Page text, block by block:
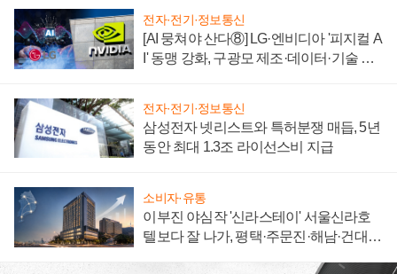
전자·전기·정보통신
[AI 뭉쳐야 산다⑧] LG·엔비디아 '피지컬 A
I' 동맹 강화, 구광모 제조·데이터·기술 결
전자·전기·정보통신
삼성전자 넷리스트와 특허분쟁 매듭, 5년
동안 최대 1.3조 라이선스비 지급
소비자·유통
이부진 야심작 '신라스테이' 서울신라호
텔보다 잘 나가, 평택·주문진·해남·건대로